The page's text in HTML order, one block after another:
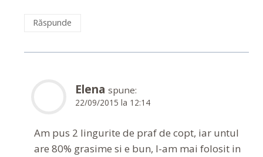
Răspunde
Elena spune:
22/09/2015 la 12:14
Am pus 2 lingurite de praf de copt, iar untul
are 80% grasime si e bun, l-am mai folosit in